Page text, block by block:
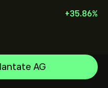
+35.86%
AG